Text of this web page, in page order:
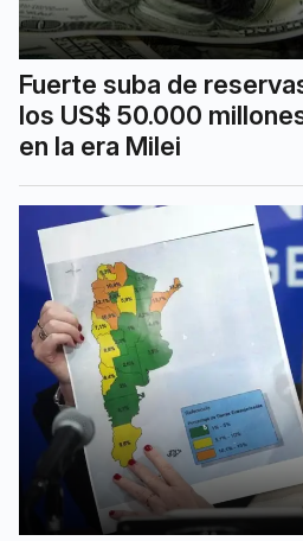
Fuerte suba de
los US$ 50.000
en la era Milei